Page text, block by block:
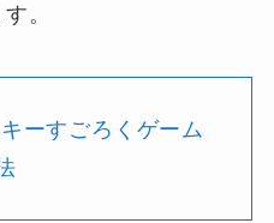
。
ーすごろくゲーム